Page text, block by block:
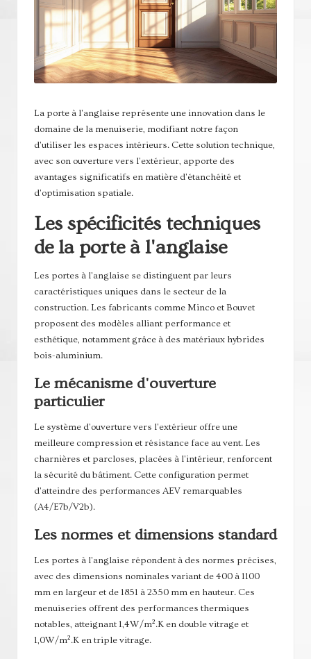
er
gi
es
La porte à l'anglaise représente une innovation dans le
domaine de la menuiserie, modifiant notre façon
d'utiliser les espaces intérieurs. Cette solution technique,
avec son ouverture vers l'extérieur, apporte des
avantages significatifs en matière d'étanchéité et
d'optimisation spatiale.
Les spécificités techniques
de la porte à l'anglaise
Les portes à l'anglaise se distinguent par leurs
caractéristiques uniques dans le secteur de la
construction. Les fabricants comme Minco et Bouvet
proposent des modèles alliant performance et
esthétique, notamment grâce à des matériaux hybrides
bois-aluminium.
Le mécanisme d'ouverture
particulier
Le système d'ouverture vers l'extérieur offre une
meilleure compression et résistance face au vent. Les
charnières et parcloses, placées à l'intérieur, renforcent
la sécurité du bâtiment. Cette configuration permet
d'atteindre des performances AEV remarquables
(A4/E7b/V2b).
Les normes et dimensions standard
Les portes à l'anglaise répondent à des normes précises,
avec des dimensions nominales variant de 400 à 1100
mm en largeur et de 1851 à 2350 mm en hauteur. Ces
menuiseries offrent des performances thermiques
notables, atteignant 1,4W/m².K en double vitrage et
1,0W/m².K en triple vitrage.